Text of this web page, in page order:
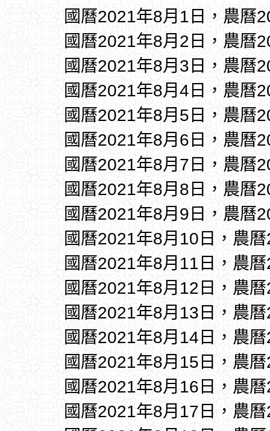
國曆2021年8月1日，農曆
國曆2021年8月2日，農曆
國曆2021年8月3日，農曆
國曆2021年8月4日，農曆
國曆2021年8月5日，農曆
國曆2021年8月6日，農曆
國曆2021年8月7日，農曆
國曆2021年8月8日，農曆
國曆2021年8月9日，農曆
國曆2021年8月10日，農
國曆2021年8月11日，農
國曆2021年8月12日，農
國曆2021年8月13日，農
國曆2021年8月14日，農
國曆2021年8月15日，農
國曆2021年8月16日，農
國曆2021年8月17日，農